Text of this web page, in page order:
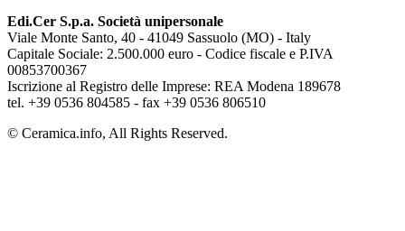
Edi.Cer S.p.a. Società unipersonale
Viale Monte Santo, 40 - 41049 Sassuolo (MO) - Italy
Capitale Sociale: 2.500.000 euro - Codice fiscale e P.IVA
00853700367
Iscrizione al Registro delle Imprese: REA Modena 189678
tel. +39 0536 804585 - fax +39 0536 806510
© Ceramica.info, All Rights Reserved.